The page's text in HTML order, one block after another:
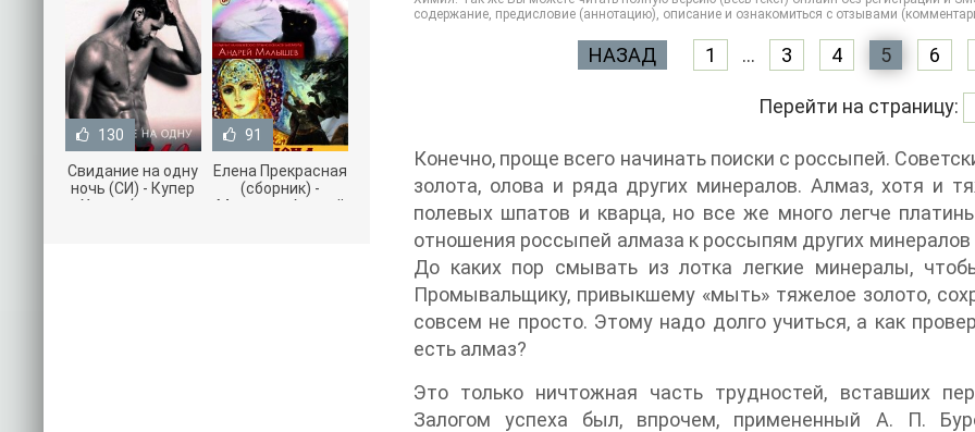
содержание, предисловие (аннотацию), описание и ознакомиться с отзывами
НАЗАД 1 ... 3 4 5 6
Перейти на страницу:
Конечно, проще всего начинать поиски с россыпей.
золота, олова и ряда других минералов. Алмаз, хотя и
полевых шпатов и кварца, но все же много легче
отношения россыпей алмаза к россыпям других
До каких пор смывать из лотка легкие минералы,
Промывальщику, привыкшему «мыть» тяжелое золото,
совсем не просто. Этому надо долго учиться, а как
есть алмаз?
Это только ничтожная часть трудностей, вставших
Залогом успеха был, впрочем, примененный А. П.
130
Свидание на одну
ночь (СИ) - Купер
Хелен (читать
91
Елена Прекрасная
(сборник) -
Малышев Андрей